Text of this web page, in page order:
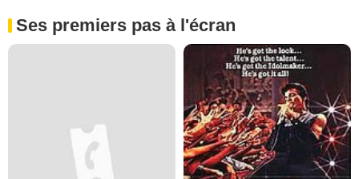
Ses premiers pas à l'écran